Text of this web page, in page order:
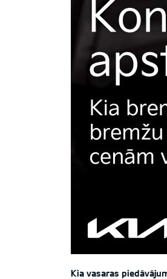
Kia vasaras